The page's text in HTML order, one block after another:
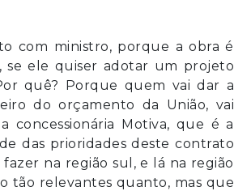
com ministro, porque a obra é
se ele quiser adotar um projeto
quê? Porque quem vai dar a
do orçamento da União, vai
concessionária Motiva, que é a
das prioridades deste contrato
na região sul, e lá na região
tão relevantes quanto, mas que